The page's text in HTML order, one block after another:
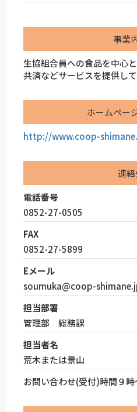
事業
生協組合員への食品を中心
共済などサービスを提供して
ホームペー
http://www.coop-
連
電話番号
0852-27-0505
FAX
0852-27-5899
Eメール
soumuka@coop-
担当部署
管理部 総務課
担当者名
荒木または景山
お問い合わせ(受付)時間９